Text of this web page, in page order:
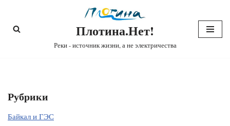
Перейти
Плотина.Нет!
Реки - источник жизни, а не электричества
Рубрики
Байкал и ГЭС